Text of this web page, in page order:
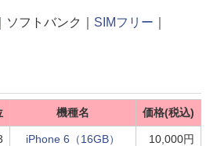
｜ソフトバンク｜ SIMフリー
機種名 価格(税込)
iPhone 6（16GB） 10,000円